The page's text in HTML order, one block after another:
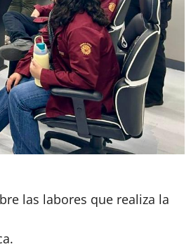
las labores que realiza la